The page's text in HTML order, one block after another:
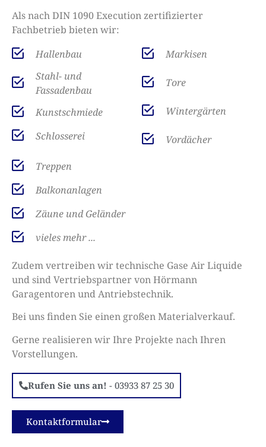
Als nach DIN 1090 Execution zertifizierter
Fachbetrieb bieten wir:
Hallenbau
Stahl- und
Fassadenbau
Kunstschmiede
Schlosserei
Markisen
Tore
Wintergärten
Vordächer
Treppen
Balkonanlagen
Zäune und Geländer
vieles mehr ...
Zudem vertreiben wir technische Gase Air Liquide
und sind Vertriebspartner von Hörmann
Garagentoren und Antriebstechnik.
Bei uns finden Sie einen großen Materialverkauf.
Gerne realisieren wir Ihre Projekte nach Ihren
Vorstellungen.
Rufen Sie uns an! - 03933 87 25 30
Kontaktformular